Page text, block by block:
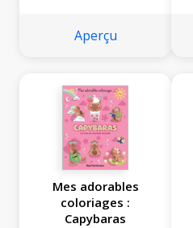
Aperçu
Mes adorables
coloriages :
Capybaras